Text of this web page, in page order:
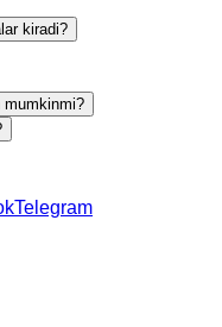
kiradi?
mumkinmi?
Telegram